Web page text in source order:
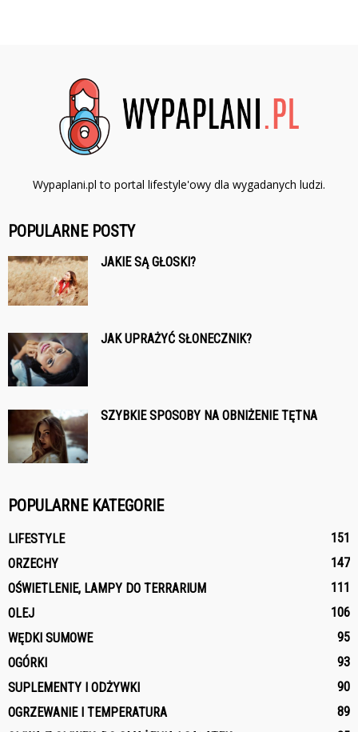
Wypaplani.pl to portal lifestyle'owy dla wygadanych ludzi.
POPULARNE POSTY
JAKIE SĄ GŁOSKI?
JAK UPRAŻYĆ SŁONECZNIK?
SZYBKIE SPOSOBY NA OBNIŻENIE TĘTNA
POPULARNE KATEGORIE
LIFESTYLE
151
ORZECHY
147
OŚWIETLENIE, LAMPY DO TERRARIUM
111
OLEJ
106
WĘDKI SUMOWE
95
OGÓRKI
93
SUPLEMENTY I ODŻYWKI
90
OGRZEWANIE I TEMPERATURA
89